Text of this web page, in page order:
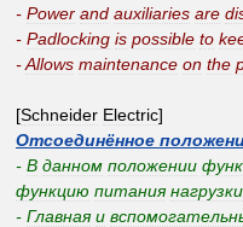
- Power and auxiliaries are
- Padlocking is possible to
-Allows maintenance on the
[Schneider Electric]
Отсоединённое
- В данном положении
функцию питания нагрузки
- Главная и